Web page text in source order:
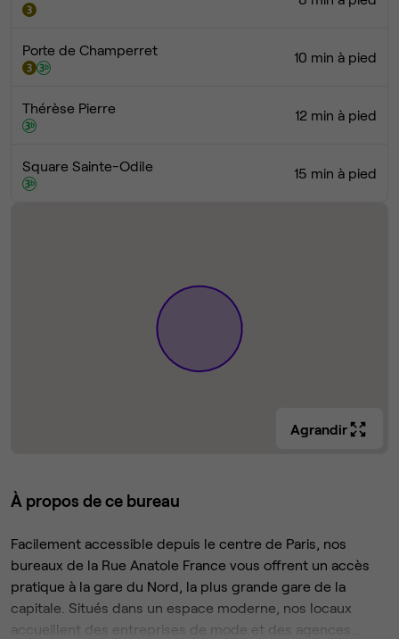
Porte de Champerret 10 min à pied
Thérèse Pierre 12 min à pied
Square Sainte-Odile 15 min à pied
Agrandir
À propos de ce bureau
Facilement accessible depuis le centre de Paris, nos
bureaux de la Rue Anatole France vous offrent un accès
pratique à la gare du Nord, la plus grande gare de la
capitale. Situés dans un espace moderne, nos locaux
accueillent des entreprises de mode et des agences